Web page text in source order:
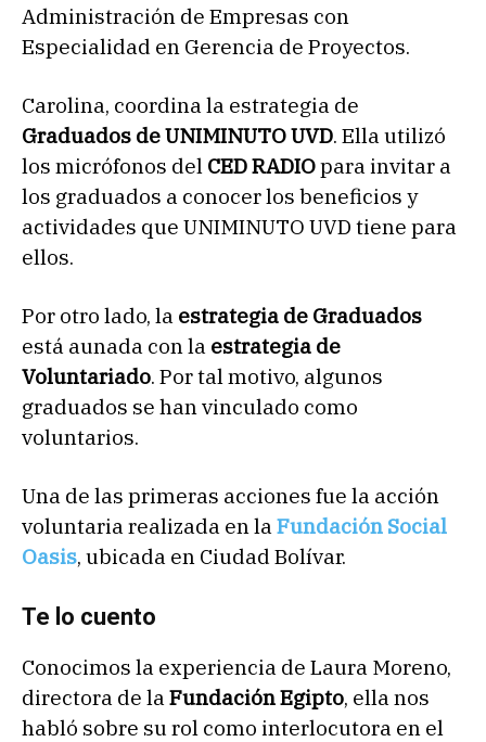
Administración de Empresas con
Especialidad en Gerencia de Proyectos.
Carolina, coordina la estrategia de
Graduados de UNIMINUTO UVD. Ella utilizó
los micrófonos del CED RADIOpara invitar a
los graduados a conocer los beneficios y
actividades que UNIMINUTO UVD tiene para
ellos.
Por otro lado, la estrategia de Graduados
está aunada con la estrategia de
Voluntariado. Por tal motivo, algunos
graduados se han vinculado como
voluntarios.
Una de las primeras acciones fue la acción
voluntaria realizada en la Fundación Social
Oasis, ubicada en Ciudad Bolívar.
Te lo cuento
Conocimos la experiencia de Laura Moreno,
directora de la Fundación Egipto, ella nos
habló sobre su rol como interlocutora en el